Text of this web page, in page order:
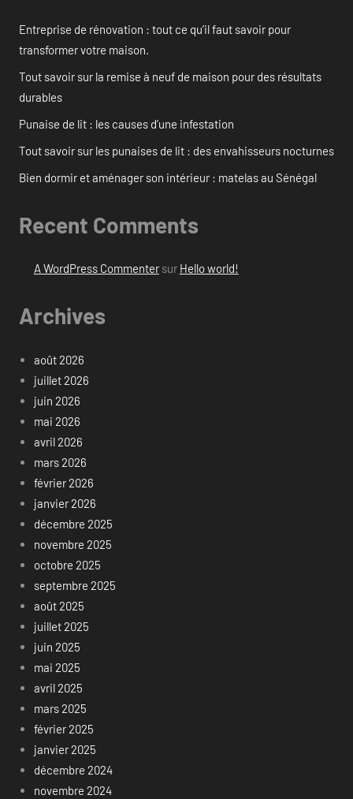
Entreprise de rénovation : tout ce qu’il faut savoir pour
transformer votre maison.
Tout savoir sur la remise à neuf de maison pour des résultats
durables
Punaise de lit : les causes d’une infestation
Tout savoir sur les punaises de lit : des envahisseurs nocturnes
Bien dormir et aménager son intérieur : matelas au Sénégal
Recent Comments
A WordPress Commentersur Hello world!
Archives
août 2026
juillet 2026
juin 2026
mai 2026
avril 2026
mars 2026
février 2026
janvier 2026
décembre 2025
novembre 2025
octobre 2025
septembre 2025
août 2025
juillet 2025
juin 2025
mai 2025
avril 2025
mars 2025
février 2025
janvier 2025
décembre 2024
novembre 2024